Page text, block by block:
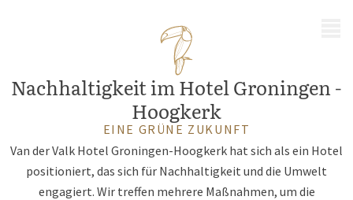
Nachhaltigkeit im Hotel Groningen -
Hoogkerk
EINE GRÜNE ZUKUNFT
Van der Valk Hotel Groningen-Hoogkerk hat sich als ein Hotel
positioniert, das sich für Nachhaltigkeit und die Umwelt
engagiert. Wir treffen mehrere Maßnahmen, um die